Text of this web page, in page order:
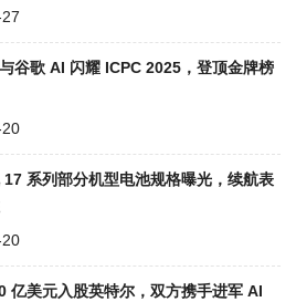
谷歌 AI 闪耀 ICPC 2025，登顶金牌榜
17 系列部分机型电池规格曝光，续航表
亿美元入股英特尔，双方携手进军 AI